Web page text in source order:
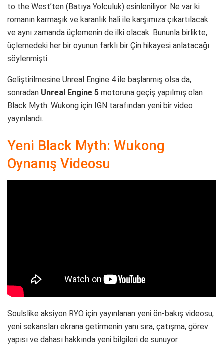
to the West’ten (Batıya Yolculuk) esinleniliyor. Ne var ki
romanın karmaşık ve karanlık hali ile karşımıza çıkartılacak
ve aynı zamanda üçlemenin de ilki olacak. Bununla birlikte,
üçlemedeki her bir oyunun farklı bir Çin hikayesi anlatacağı
söylenmişti.
Geliştirilmesine Unreal Engine 4 ile başlanmış olsa da,
sonradan Unreal Engine 5 motoruna geçiş yapılmış olan
Black Myth: Wukong için IGN tarafından yeni bir video
yayınlandı.
Yeni Black Myth: Wukong
Oynanış Videosu
Soulslike aksiyon RYO için yayınlanan yeni ön-bakış videosu,
yeni sekansları ekrana getirmenin yanı sıra, çatışma, görev
yapısı ve dahası hakkında yeni bilgileri de sunuyor.